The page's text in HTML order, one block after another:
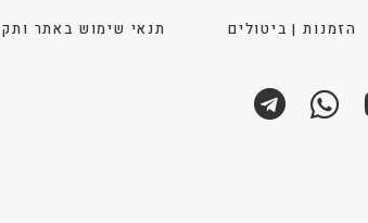
הזמנות | ביטולים תנאי שימוש באתר